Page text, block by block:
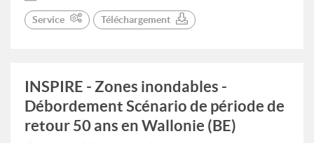
Service Téléchargement
INSPIRE - Zones inondables -
Débordement Scénario de période de
retour 50 ans en Wallonie (BE)